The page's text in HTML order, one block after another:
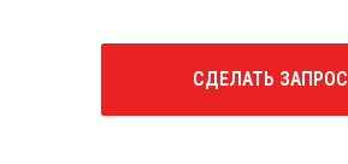
СДЕЛАТЬ ЗАПРОС